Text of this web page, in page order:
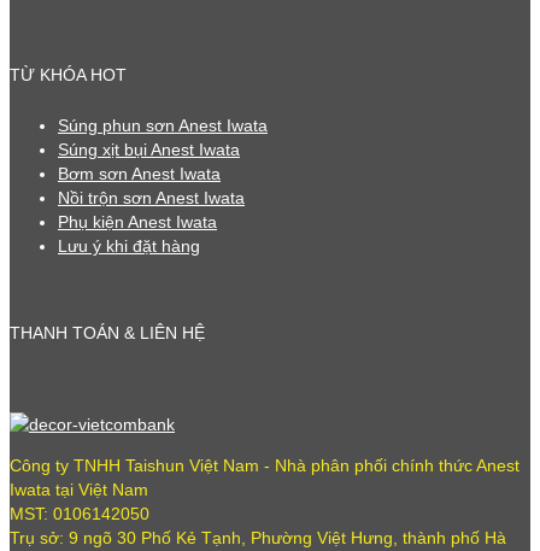
TỪ KHÓA HOT
Súng phun sơn Anest Iwata
Súng xịt bụi Anest Iwata
Bơm sơn Anest Iwata
Nồi trộn sơn Anest Iwata
Phụ kiện Anest Iwata
Lưu ý khi đặt hàng
THANH TOÁN & LIÊN HỆ
Công ty TNHH Taishun Việt Nam - Nhà phân phối chính thức Anest
Iwata tại Việt Nam
MST: 0106142050
Trụ sở: 9 ngõ 30 Phố Kẻ Tạnh, Phường Việt Hưng, thành phố Hà